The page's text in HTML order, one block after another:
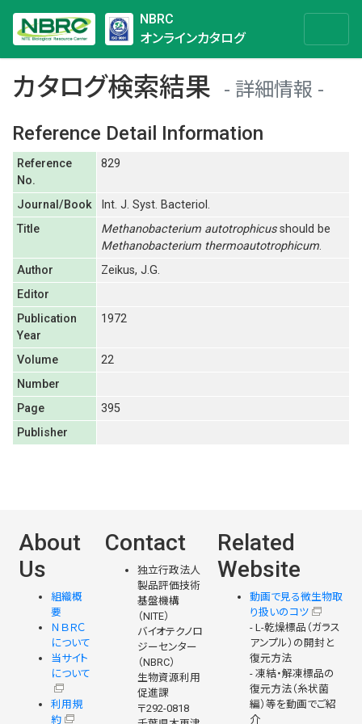
NBRC
オンラインカタログ
カタログ検索結果
詳細情報
Reference Detail Information
Reference
No.
829
Journal/Book
Int. J. Syst. Bacteriol.
Title
Methanobacterium autotrophicusshould be
Methanobacterium thermoautotrophicum.
Author
Zeikus, J.G.
Editor
Publication
Year
1972
Volume
22
Number
Page
395
Publisher
About
Us
組織概
要
ＮＢＲＣ
について
当サイト
について
利用規
約
Contact
独立行政法人
製品評価技術
基盤機構
（NITE）
バイオテクノロ
ジーセンター
（NBRC）
生物資源利用
促進課
〒292-0818
Related
Website
動画で見る微生物取
り扱いのコツ
- L-乾燥標品（ガラス
アンプル）の開封と
復元方法
- 凍結・解凍標品の
復元方法（糸状菌
編）等を動画でご紹
介